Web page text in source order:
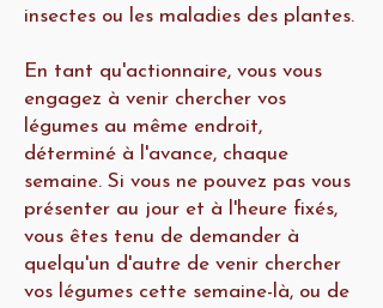
insectes ou les maladies des plantes.
En tant qu'actionnaire, vous vous
engagez à venir chercher vos
légumes au même endroit,
déterminé à l'avance, chaque
semaine. Si vous ne pouvez pas vous
présenter au jour et à l'heure fixés,
vous êtes tenu de demander à
quelqu'un d'autre de venir chercher
vos légumes cette semaine-là, ou de